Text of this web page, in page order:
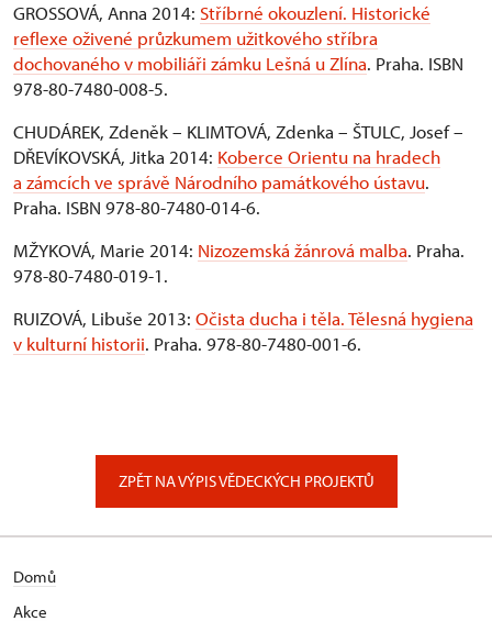
GROSSOVÁ, Anna 2014: Stříbrné okouzlení. Historické
reflexe oživené průzkumem užitkového stříbra
dochovaného v mobiliáři zámku Lešná u Zlína. Praha. ISBN
978-80-7480-008-5.
CHUDÁREK, Zdeněk – KLIMTOVÁ, Zdenka – ŠTULC, Josef –
DŘEVÍKOVSKÁ, Jitka 2014: Koberce Orientu na hradech
a zámcích ve správě Národního památkového ústavu.
Praha. ISBN 978-80-7480-014-6.
MŽYKOVÁ, Marie 2014: Nizozemská žánrová malba. Praha.
978-80-7480-019-1.
RUIZOVÁ, Libuše 2013: Očista ducha i těla. Tělesná hygiena
v kulturní historii. Praha. 978-80-7480-001-6.
ZPĚT NA VÝPIS VĚDECKÝCH PROJEKTŮ
Domů
Akce